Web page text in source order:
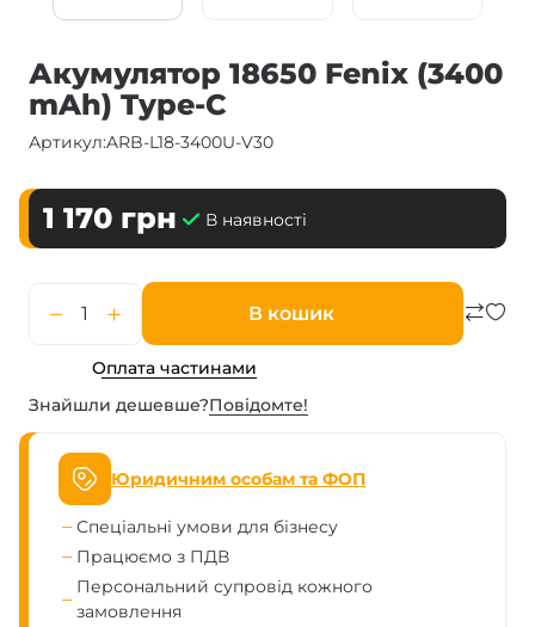
Акумулятор 18650 Fenix (3400
mAh) Type-C
Артикул:ARB-L18-3400U-V30
1 170 грн В наявності
В кошик
Оплата частинами
Знайшли дешевше?Повiдомте!
Юридичним особам та ФОП
Спеціальні умови для бізнесу
Працюємо з ПДВ
Персональний супровід кожного
замовлення